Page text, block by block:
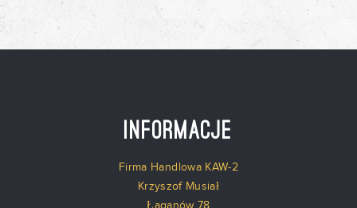
Informacje
Firma Handlowa KAW-2
Krzyszof Musiał